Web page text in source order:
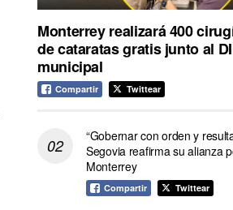
Monterrey realizará 400
de cataratas gratis junto al
municipal
Compartir Twittear
“Gobernar con orden y
Segovia reafirma su alianza
Monterrey
Compartir Twittear